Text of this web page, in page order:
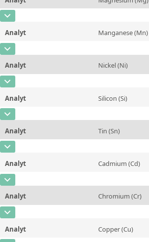
Einheit %
Zusätzliche Informationen
Methode
CAS-Nummer
Konzentration 0,498
Einheit %
Zusätzliche Informationen
Analyt Manganese (Mn)
CAS-Nummer
Konzentration 0,0183
Einheit
Analyt Nickel (Ni)
CAS-Nummer
Konzentration 0,0096
Einheit %
Zusätzliche Informationen
Analyt Silicon (Si)
CAS-Nummer
Konzentration 0,0133
Einheit
Analyt Tin (Sn)
CAS-Nummer
Konzentration 0,0031
Einheit %
Zusätzliche Informationen
Analyt Cadmium (Cd)
CAS-Nummer
Konzentration 0,0018
Einheit
Analyt Chromium (Cr)
CAS-Nummer
Konzentration 0,023
Analyt Copper (Cu)